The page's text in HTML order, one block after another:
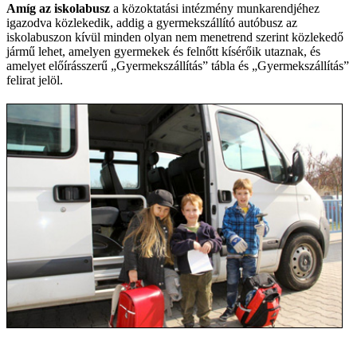
Amíg az iskolabusz a közoktatási intézmény munkarendjéhez
igazodva közlekedik, addig a gyermekszállító autóbusz az
iskolabuszon kívül minden olyan nem menetrend szerint közlekedő
jármű lehet, amelyen gyermekek és felnőtt kísérőik utaznak, és
amelyet előírásszerű „Gyermekszállítás” tábla és „Gyermekszállítás”
felirat jelöl.